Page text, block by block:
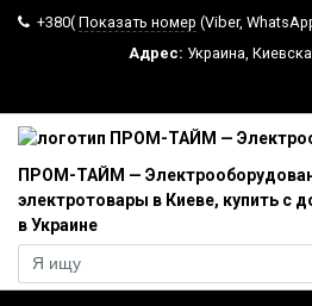
+380( Показать номер (Viber,
Адрес: Украина,
ПРОМ-ТАЙМ —
электротовары в Киеве, купить с
в Украине